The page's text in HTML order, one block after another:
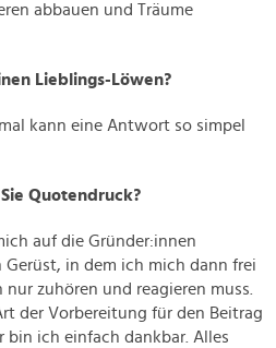
abbauen und Träume
Lieblings-Löwen?
kann eine Antwort so simpel
Quotendruck?
auf die Gründer:innen
in dem ich mich dann frei
zuhören und reagieren muss.
der Vorbereitung für den Beitrag
bin ich einfach dankbar. Alles